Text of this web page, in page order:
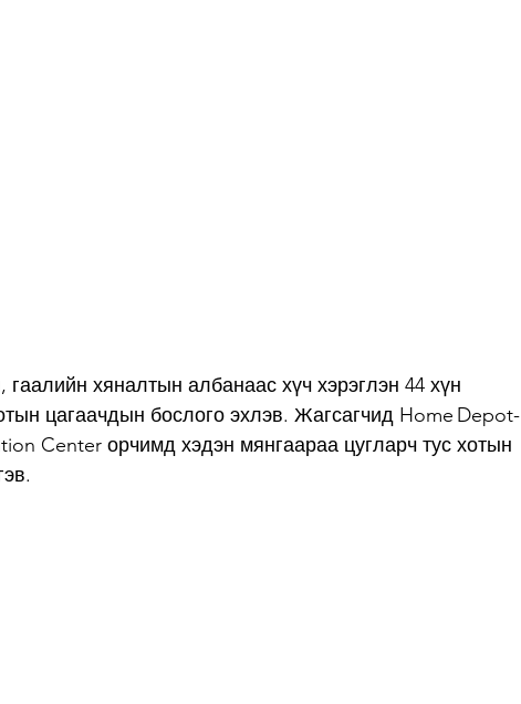
хяналтын албанаас хүч хэрэглэн 44 хүн
цагаачдын бослого эхлэв. Жагсагчид Home Depot-
Center орчимд хэдэн мянгаараа цугларч тус хотын